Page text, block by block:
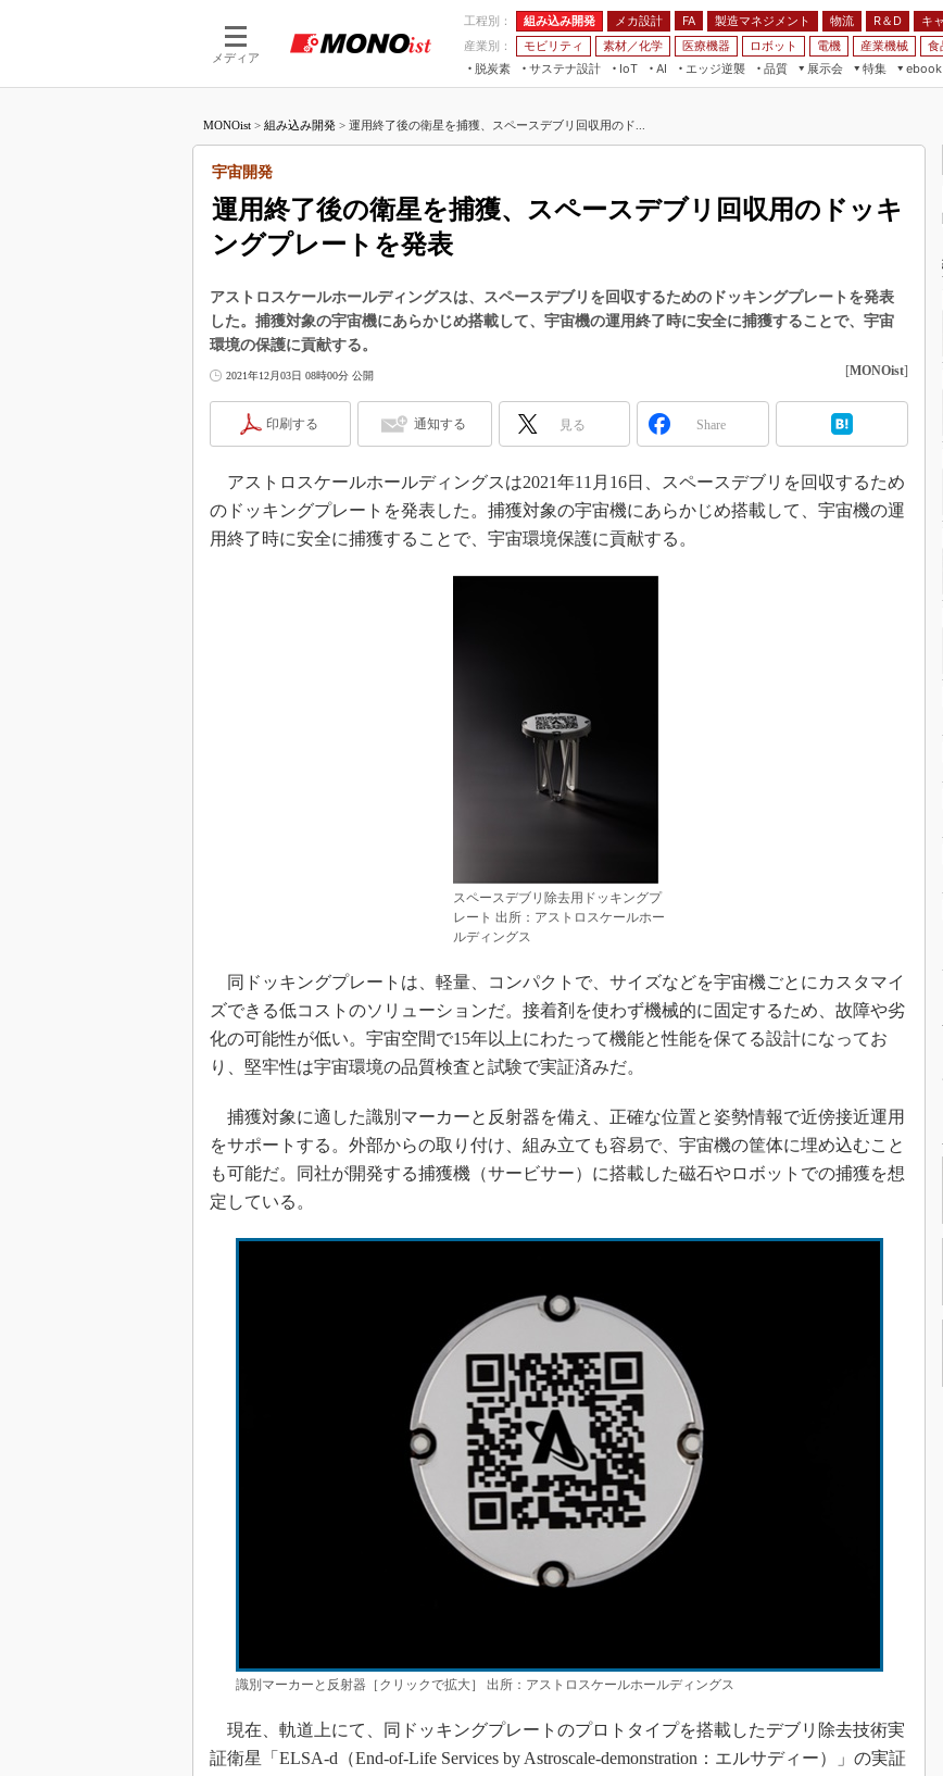
メディア
工程別： 組み込み開発 メカ設計 FA 製造マネジメント 物流 R＆D
キ
産業別：
モビリティ 素材／化学 医療機器 ロボット 電機 産業機械 食
脱炭素
サステナ設計
IoT
つながる工場
AI
AI×設備保全
エッジ逆襲 品質
展示会
JIMTOF
IIFES
TECHNO-FRONTIER
EdgeTech+
日本ものづくりワールド
AUTOMOTIVE WORLD
産業オープンネット展
特集
つながるクルマ
VR／AR
フィールドサービス
組み込み画像技術
組み込みモデリング
ISO26262
3Dプリンタ
新型コロナへの対応
ebook
FA
モビリティ
MONOist > 組み込み開発 > 運用終了後の衛星を捕獲、スペースデブリ回収用のド...
運用終了後の衛星を捕獲、スペースデブリ回収用のドッキ
ングプレートを発表
宇宙開発
アストロスケールホールディングスは、スペースデブリを回収するためのドッキングプレートを発表
した。捕獲対象の宇宙機にあらかじめ搭載して、宇宙機の運用終了時に安全に捕獲することで、宇宙
環境の保護に貢献する。
2021年12月03日 08時00分 公開 [MONOist]
印刷する 通知する 見る Share
アストロスケールホールディングスは2021年11月16日、スペースデブリを回収するため
のドッキングプレートを発表した。捕獲対象の宇宙機にあらかじめ搭載して、宇宙機の運
用終了時に安全に捕獲することで、宇宙環境保護に貢献する。
スペースデブリ除去用ドッキングプ
レート 出所：アストロスケールホー
ルディングス
同ドッキングプレートは、軽量、コンパクトで、サイズなどを宇宙機ごとにカスタマイ
ズできる低コストのソリューションだ。接着剤を使わず機械的に固定するため、故障や劣
化の可能性が低い。宇宙空間で15年以上にわたって機能と性能を保てる設計になってお
り、堅牢性は宇宙環境の品質検査と試験で実証済みだ。
捕獲対象に適した識別マーカーと反射器を備え、正確な位置と姿勢情報で近傍接近運用
をサポートする。外部からの取り付け、組み立ても容易で、宇宙機の筐体に埋め込むこと
も可能だ。同社が開発する捕獲機（サービサー）に搭載した磁石やロボットでの捕獲を想
定している。
識別マーカーと反射器［クリックで拡大］ 出所：アストロスケールホールディングス
現在、軌道上にて、同ドッキングプレートのプロトタイプを搭載したデブリ除去技術実
証衛星「ELSA-d（End-of-Life Services by Astroscale-demonstration：エルサディー）」の実証